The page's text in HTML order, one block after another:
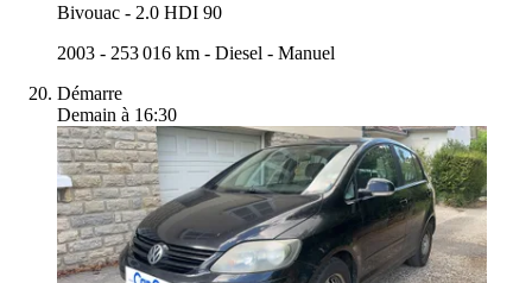
Bivouac - 2.0 HDI 90
2003 - 253 016 km - Diesel - Manuel
Démarre
Demain à 16:30